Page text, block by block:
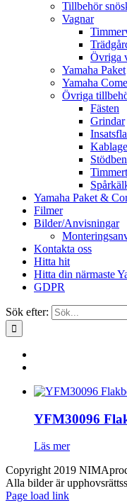
Tillbehör
Vagnar
Övriga
Yamaha Paket
Yamaha
Övriga
Fästen
Grindar
Kablage
Stödben
Yamaha Paket &
Filmer
Bilder/Anvisningar
Kontakta oss
Hitta hit
Hitta din närmaste
GDPR
Sök efter:
YFM30096
Läs mer
Copyright 2019
Alla bilder är
Page load link